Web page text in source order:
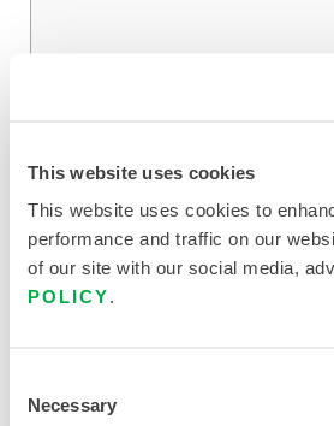
This website uses cookies
This website uses cookies to
performance and traffic on our
of our site with our social media,
POLICY.
Selection
Necessary